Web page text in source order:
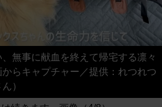
無事に献血を終えて帰宅する凛々
らキャプチャー／提供：れつれつ
）